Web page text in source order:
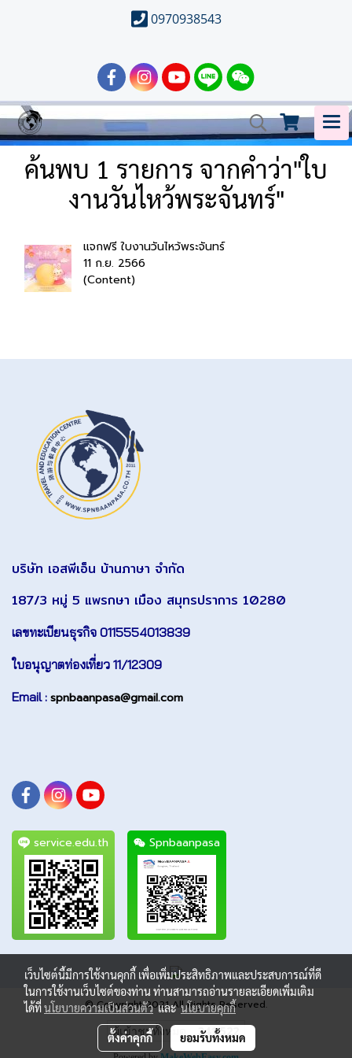
0970938543
ค้นพบ 1 รายการ จากคำว่า"ใบ
งานวันไหว้พระจันทร์"
แจกฟรี ใบงานวันไหว้พระจันทร์
11 ก.ย. 2566
(Content)
บริษัท เอสพีเอ็น บ้านภาษา จำกัด
187/3 หมู่ 5 แพรกษา เมือง สมุทรปราการ 10280
เลขทะเบียนธุรกิจ 0115554013839
ใบอนุญาตท่องเที่ยว 11/12309
Email : spnbaanpasa@gmail.com
service.edu.th Spnbaanpasa
© Copyright 2021 All Rights Reserved.
ผู้เข้าชมทั้งหมด 341,522
เว็บไซต์นี้มีการใช้งานคุกกี้ เพื่อเพิ่มประสิทธิภาพและประสบการณ์ที่ดี
ในการใช้งานเว็บไซต์ของท่าน ท่านสามารถอ่านรายละเอียดเพิ่มเติม
ได้ที่นโยบายความเป็นส่วนตัวและนโยบายคุกกี้
ตั้งค่าคุกกี้ ยอมรับทั้งหมด